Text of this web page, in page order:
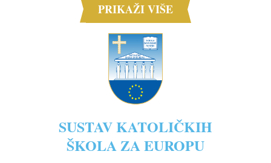
PRIKAŽI VIŠE
SUSTAV KATOLIČKIH
ŠKOLA ZA EUROPU